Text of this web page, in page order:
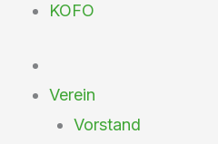
KOFO
Verein
Vorstand